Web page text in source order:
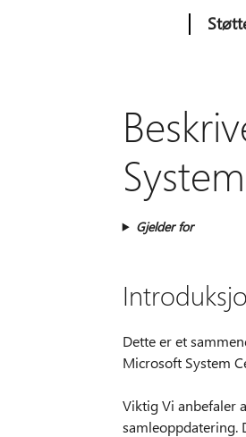
Gjelder for
Dette er et
Microsoft System
Viktig Vi anbefaler
samleoppdatering.